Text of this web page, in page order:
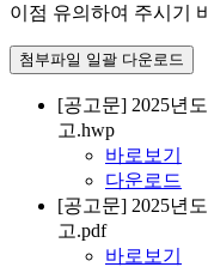
이점 유의하여 주시기
첨부파일 일괄 다운로드
[공고문] 2025년
고.hwp
바로보기
다운로드
[공고문] 2025년
고.pdf
바로보기